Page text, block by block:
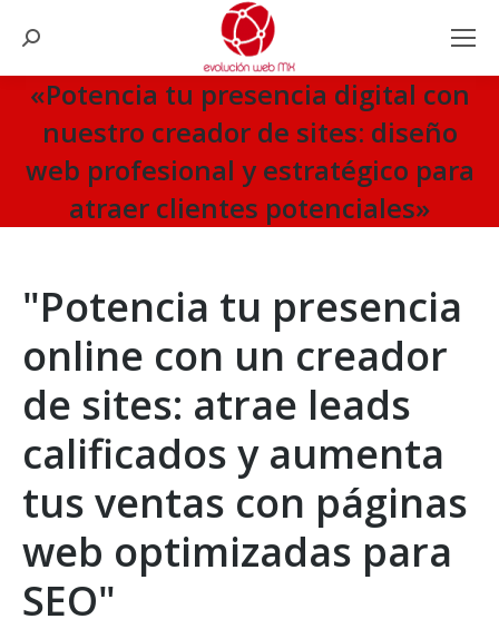
Search:
«Potencia tu presencia digital con
nuestro creador de sites: diseño
web profesional y estratégico para
atraer clientes potenciales»
"Potencia tu presencia
online con un creador
de sites: atrae leads
calificados y aumenta
tus ventas con páginas
web optimizadas para
SEO"